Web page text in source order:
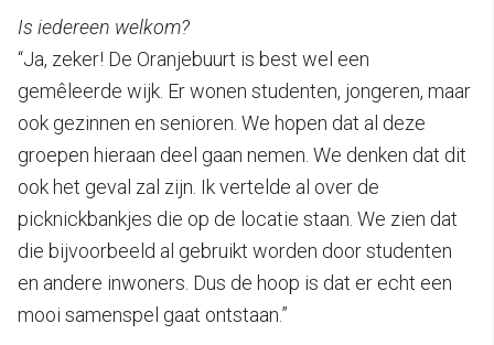
Is iedereen welkom?
“Ja, zeker! De Oranjebuurt is best wel een
gemêleerde wijk. Er wonen studenten, jongeren, maar
ook gezinnen en senioren. We hopen dat al deze
groepen hieraan deel gaan nemen. We denken dat dit
ook het geval zal zijn. Ik vertelde al over de
picknickbankjes die op de locatie staan. We zien dat
die bijvoorbeeld al gebruikt worden door studenten
en andere inwoners. Dus de hoop is dat er echt een
mooi samenspel gaat ontstaan.”